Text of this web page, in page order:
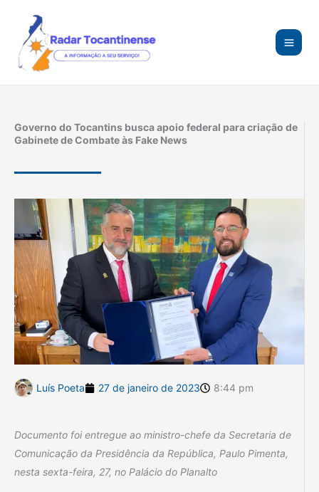
conteúdo
Governo do Tocantins busca apoio federal para criação de
Gabinete de Combate às Fake News
Luís Poeta 27 de janeiro de 2023 8:44 pm
Documento foi entregue ao ministro-chefe da Secretaria de
Comunicação da Presidência da República, Paulo Pimenta,
nesta sexta-feira, 27, no Palácio do Planalto